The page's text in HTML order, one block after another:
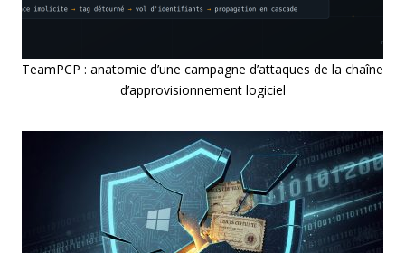
TeamPCP : anatomie d’une campagne d’attaques de la chaîne
d’approvisionnement logiciel